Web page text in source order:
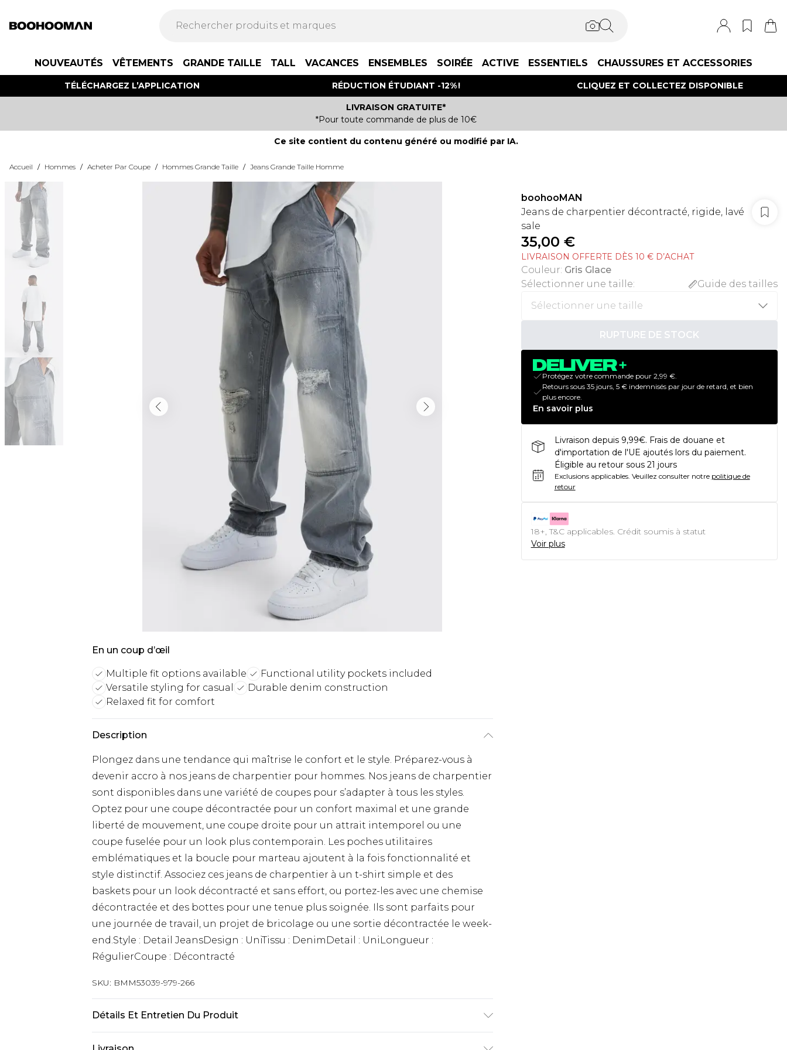
NOUVEAUTÉS VÊTEMENTS GRANDE TAILLE TALL VACANCES ENSEMBLES SOIRÉE ACTIVE ESSENTIELS CHAUSSURES ET ACCESSORIES
TÉLÉCHARGEZ L’APPLICATION RÉDUCTION ÉTUDIANT -12% ! CLIQUEZ ET COLLECTEZ DISPONIBLE
LIVRAISON GRATUITE*
*Pour toute commande de plus de 10€
Ce site contient du contenu généré ou modifié par IA.
Accueil / Hommes / Acheter Par Coupe / Hommes Grande Taille / Jeans Grande Taille Homme
En un coup d’œil
Multiple fit options available
Functional utility pockets included
Versatile styling for casual
Durable denim construction
Relaxed fit for comfort
Description
Plongez dans une tendance qui maîtrise le confort et le style. Préparez-vous à
devenir accro à nos jeans de charpentier pour hommes. Nos jeans de charpentier
sont disponibles dans une variété de coupes pour s’adapter à tous les styles.
Optez pour une coupe décontractée pour un confort maximal et une grande
liberté de mouvement, une coupe droite pour un attrait intemporel ou une
coupe fuselée pour un look plus contemporain. Les poches utilitaires
emblématiques et la boucle pour marteau ajoutent à la fois fonctionnalité et
style distinctif. Associez ces jeans de charpentier à un t-shirt simple et des
baskets pour un look décontracté et sans effort, ou portez-les avec une chemise
décontractée et des bottes pour une tenue plus soignée. Ils sont parfaits pour
une journée de travail, un projet de bricolage ou une sortie décontractée le week-
end.Style : Detail JeansDesign : UniTissu : DenimDetail : UniLongueur :
RégulierCoupe : Décontracté
SKU: BMM53039-979-266
Détails Et Entretien Du Produit
boohooMAN
Jeans de charpentier décontracté, rigide, lavé
sale
35,00 €
LIVRAISON OFFERTE DÈS 10 € D’ACHAT
Couleur: Gris Glace
Sélectionner une taille: Guide des tailles
RUPTURE DE STOCK
Protégez votre commande pour 2,99 €.
Retours sous 35 jours, 5 € indemnisés par jour de retard, et bien
plus encore.
En savoir plus
Livraison depuis 9,99€. Frais de douane et
d'importation de l'UE ajoutés lors du paiement.
Éligible au retour sous 21 jours
Exclusions applicables. Veuillez consulter notre politique de
retour
18+, T&C applicables. Crédit soumis à statut
Voir plus